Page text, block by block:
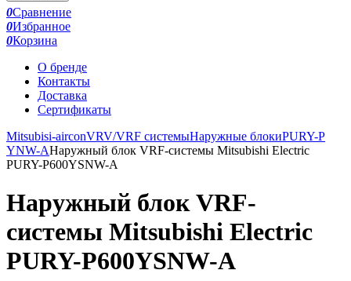
0Сравнение
0Избранное
0Корзина
О бренде
Контакты
Доставка
Сертификаты
Mitsubisi-airconVRV/VRF системыНаружные блокиPURY-P
YNW-AНаружный блок VRF-системы Mitsubishi Electric
PURY-P600YSNW-A
Наружный блок VRF-
системы Mitsubishi Electric
PURY-P600YSNW-A